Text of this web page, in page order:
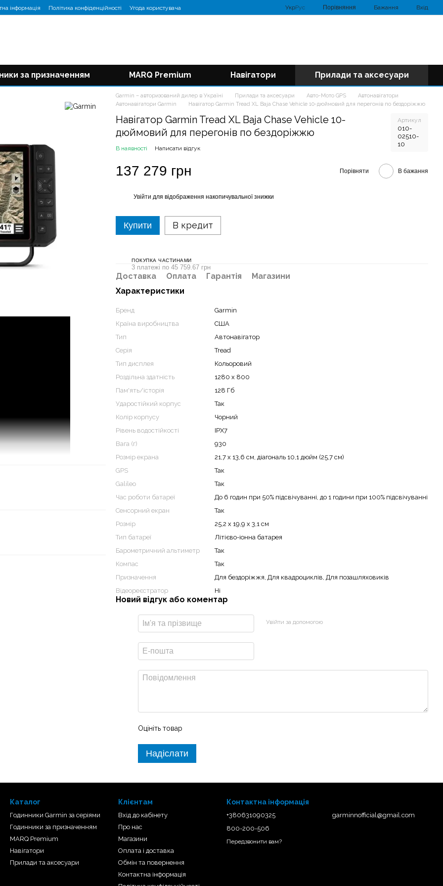
інформація Політика конфіденційності Угода користувача УкрРус Порівняння Бажання Вхід
за призначенням MARQ Premium Навігатори Прилади та аксесуари
дає змогу бачити поточні
переслідувача в режимі
Garmin – авторизований дилер в Україні Прилади та аксесуари Авто-Мото GPS
Автонавігатори
Автонавігатори Garmin
Навігатор Garmin Tread XL Baja Chase Vehicle 10-дюймовий для перегонів по бездоріжжю
Навігатор Garmin Tread XL Baja Chase Vehicle 10-
дюймовий для перегонів по бездоріжжю
Артикул
010-
02510-
10
В наявності Написати відгук
137 279 грн Порівняти В бажання
Увійти для відображення накопичувальної знижки
Купити В кредит
ПОКУПКА ЧАСТИНАМИ
3 платежі по 45 759.67 грн
Доставка Оплата Гарантія
Магазини
Характеристики
Бренд
Garmin
Країна виробництва
США
Тип
Автонавігатор
Серія
Tread
Тип дисплея
Кольоровий
Роздільна здатність
1280 x 800
Пам'ять/історія
128 Гб
Ударостійкий корпус
Так
Колір корпусу
Чорний
Рівень водостійкості
IPX7
Вага (г)
930
Розмір екрана
21,7 x 13,6 см, діагональ 10,1 дюйм (25,7 см)
GPS
Так
Galileo
Так
Час роботи батареї
До 6 годин при 50% підсвічуванні, до 1 години при 100% підсвічуванні
Сенсорний екран
Так
Розмір
25,2 x 19,9 x 3,1 см
Тип батареї
Літієво-іонна батарея
Барометричний альтиметр
Так
Компас
Так
Призначення
Для бездоріжжя, Для квадроциклів, Для позашляховиків
Відеореєстратор
Ні
Новий відгук або коментар
Увійти за допомогою
Оцініть товар
Надіслати
Каталог
Годинники Garmin за серіями
Годинники за призначенням
MARQ Premium
Навігатори
Прилади та аксесуари
Клієнтам
Вхід до кабінету
Про нас
Магазини
Оплата і доставка
Обмін та повернення
Контактна інформація
Контактна інформація
+380631090325
800-200-506
Передзвонити вам?
garminnofficial@gmail.com